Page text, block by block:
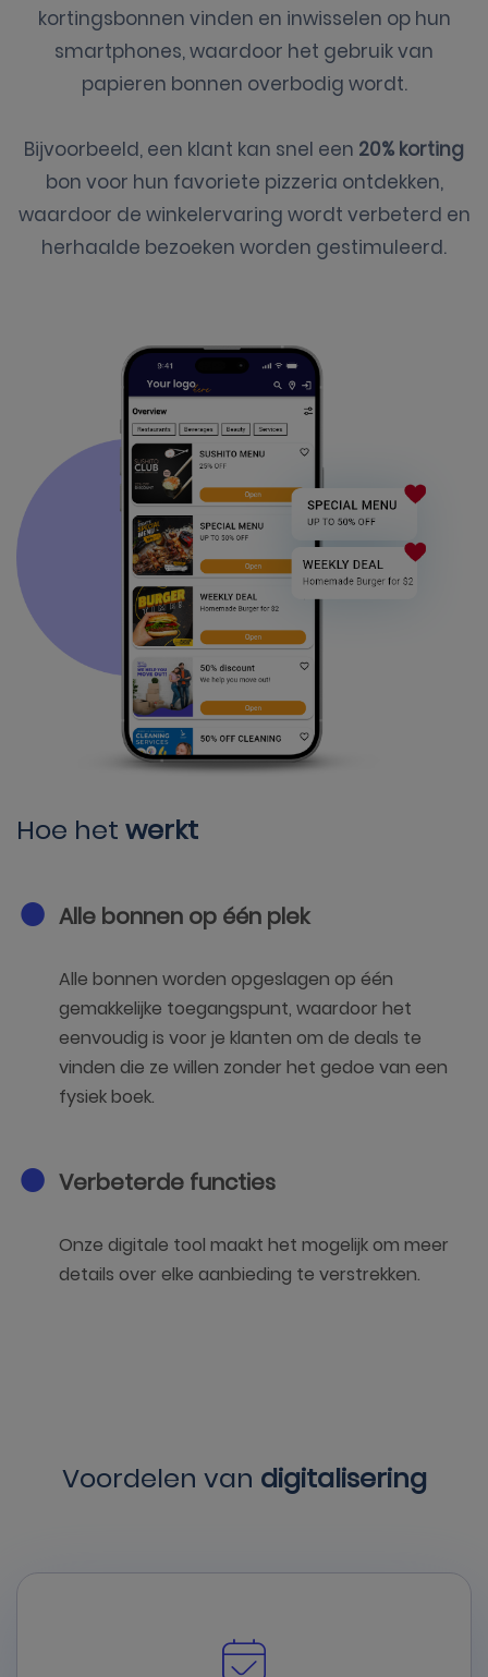
kortingsbonnen vinden en inwisselen op hun
smartphones, waardoor het gebruik van
papieren bonnen overbodig wordt.
Bijvoorbeeld, een klant kan snel een 20% korting
bon voor hun favoriete pizzeria ontdekken,
waardoor de winkelervaring wordt verbeterd en
herhaalde bezoeken worden gestimuleerd.
Hoe het werkt
Alle bonnen op één plek
Alle bonnen worden opgeslagen op één
gemakkelijke toegangspunt, waardoor het
eenvoudig is voor je klanten om de deals te
vinden die ze willen zonder het gedoe van een
fysiek boek.
Verbeterde functies
Onze digitale tool maakt het mogelijk om meer
details over elke aanbieding te verstrekken.
Voordelen van digitalisering